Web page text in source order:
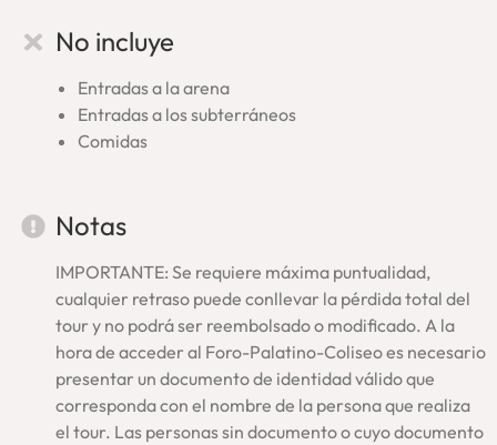
Palatino
centro de las instituciones de Roma. Luego, subiremos hasta
la colina delPalatinoque alojó los palacios imperiales y en
donde nació la ciudad. En estos lugares del corazón de la
Por último, visitaremos el
interiorcaminaremos al borde dela arena, no sobre la
parte reconstruida en madera, asomándonos para
contemplar los espacios subterráneos que estaban debajo
de ella. De esta forma, observaremos de cerca los
entramados que hacían posible los grandiosos y terribles
espectáculos.
No incluye
Entradas a la arena
Entradas a los subterráneos
Comidas
Notas
IMPORTANTE: Se requiere máxima puntualidad,
cualquier retraso puede conllevar la pérdida total del
tour y no podrá ser reembolsado o modificado. A la
hora de acceder al Foro-Palatino-Coliseo es necesario
presentar un documento de identidad válido que
corresponda con el nombre de la persona que realiza
el tour. Las personas sin documento o cuyo documento